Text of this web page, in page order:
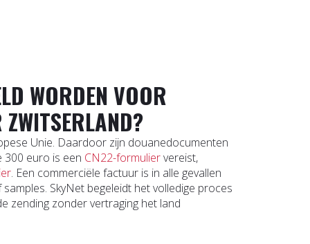
WORDEN VOOR
Unie. Daardoor zijn douanedocumenten
300 euro is een CN22-formuliervereist,
. Een commerciële factuur is in alle gevallen
SkyNet begeleidt het volledige proces
zending zonder vertraging het land